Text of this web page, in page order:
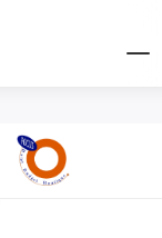
2 salles